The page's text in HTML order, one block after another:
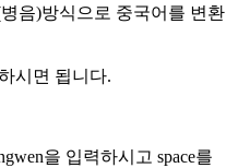
음)방식으로 중국어를 변환
시면 됩니다.
을 입력하시고 space를